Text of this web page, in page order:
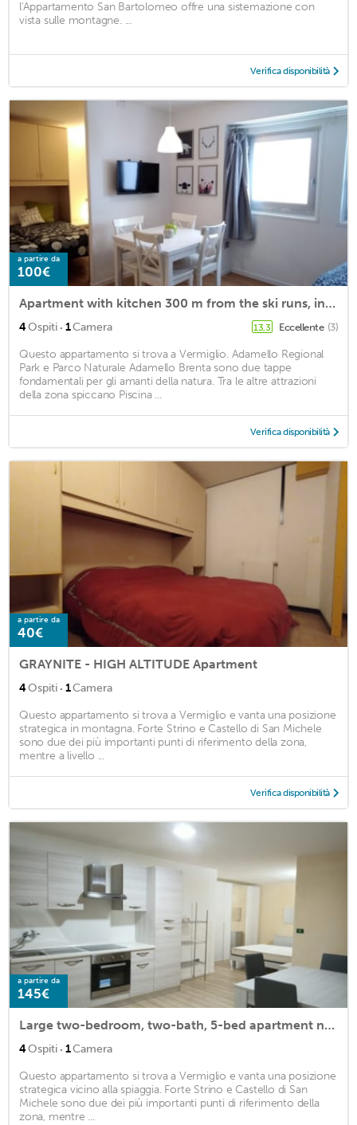
l'Appartamento San Bartolomeo offre una sistemazione con
vista sulle montagne. ...
Verifica disponibilità
a partire da
100€
Apartment with kitchen 300 m from the ski runs, in the Italian Alps
4Ospiti · 1Camera 13,3 Eccellente (3)
Questo appartamento si trova a Vermiglio. Adamello Regional
Park e Parco Naturale Adamello Brenta sono due tappe
fondamentali per gli amanti della natura. Tra le altre attrazioni
della zona spiccano Piscina ...
Verifica disponibilità
a partire da
40€
GRAYNITE - HIGH ALTITUDE Apartment
4Ospiti · 1Camera
Questo appartamento si trova a Vermiglio e vanta una posizione
strategica in montagna. Forte Strino e Castello di San Michele
sono due dei più importanti punti di riferimento della zona,
mentre a livello ...
Verifica disponibilità
a partire da
145€
Large two-bedroom, two-bath, 5-bed apartment near beach and center.
4Ospiti · 1Camera
Questo appartamento si trova a Vermiglio e vanta una posizione
strategica vicino alla spiaggia. Forte Strino e Castello di San
Michele sono due dei più importanti punti di riferimento della
zona, mentre ...